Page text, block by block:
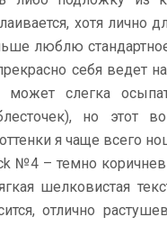
хотя лично
люблю
себя ведет
может слегка
но этот
я чаще всего
№4 – темно
шелковистая
отлично